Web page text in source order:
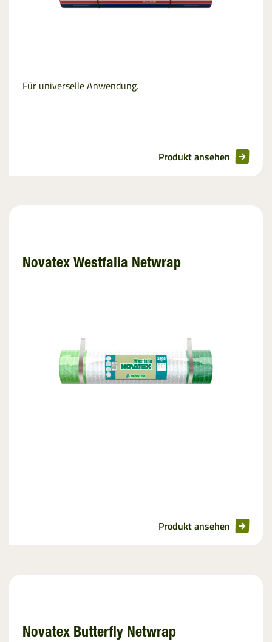
Für universelle Anwendung.
Produkt ansehen
Novatex Westfalia Netwrap
Produkt ansehen
Novatex Butterfly Netwrap